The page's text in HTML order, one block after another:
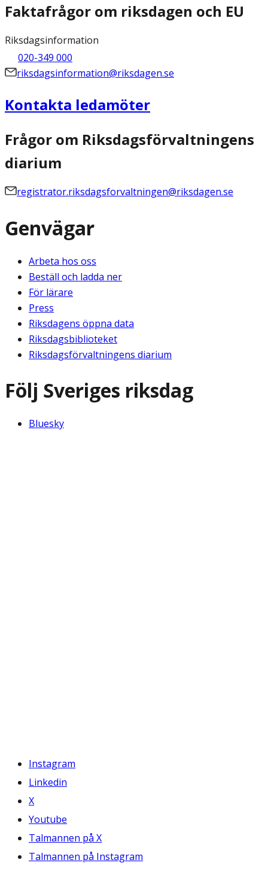
Faktafrågor om riksdagen och EU
Riksdagsinformation
020-349 000
riksdagsinformation@riksdagen.se
Kontakta ledamöter
Frågor om Riksdagsförvaltningens
diarium
registrator.riksdagsforvaltningen@riksdagen.se
Genvägar
Arbeta hos oss
Beställ och ladda ner
För lärare
Press
Riksdagens öppna data
Riksdagsbiblioteket
Riksdagsförvaltningens diarium
Följ Sveriges riksdag
Bluesky
Instagram
Linkedin
X
Youtube
Talmannen på X
Talmannen på Instagram